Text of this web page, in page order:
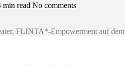
min read No comments
FLINTA*-Empowerment auf